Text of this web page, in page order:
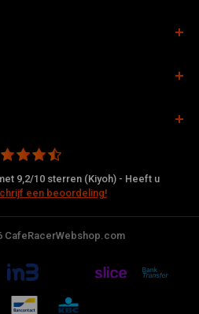
9,2/10 sterren (Kiyoh) - Heeft u
een beoordeling!
CafeRacerWebshop.com